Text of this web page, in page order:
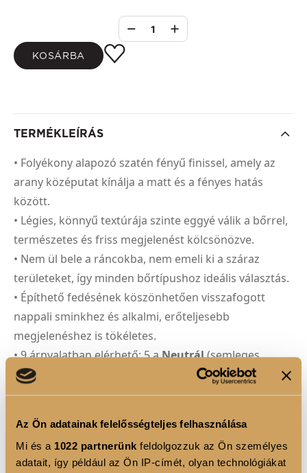
Az Ön adatainak felelősségteljes felhasználása
Mi és a 1022 partnerünk feldolgozzuk az Ön személyes
adatait, így például az Ön IP-címét, olyan technológiákat
1
KOSÁRBA
TERMÉKLEÍRÁS
• Folyékony alapozó szatén fényű finissel, amely az
arany középutat kínálja a matt és a fényes hatás
között.
• Légies, könnyű textúrája szinte eggyé válik a bőrrel,
természetes és friss megjelenést kölcsönözve.
• Nem ül bele a ráncokba, nem emeli ki a száraz
területeket, így minden bőrtípushoz ideális választás.
• Építhető fedésének köszönhetően visszafogott
nappali sminkhez és alkalmi, erőteljesebb
megjelenéshez is tökéletes.
• 9 árnyalatban elérhető: 5 aNeutrál(semleges,
természetes tónusú), és 4 a
(melegebb
tónusú) árnyalatcsaládból.
Felhívjuk figyelmüket, hogy bontott termékek esetén
az elállás nem érvényesíthető, ezért a tökéletes
árnyalat kiválasztásához szeretettel várjuk